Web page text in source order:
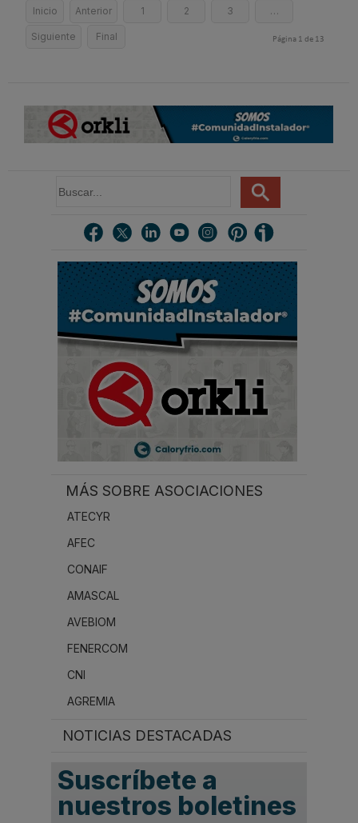
Inicio Anterior 1 2 3 …
Siguiente Final Página 1 de 13
u
r
.
MÁS SOBRE ASOCIACIONES
ATECYR
AFEC
CONAIF
AMASCAL
AVEBIOM
FENERCOM
CNI
AGREMIA
NOTICIAS DESTACADAS
Suscríbete a
nuestros boletines